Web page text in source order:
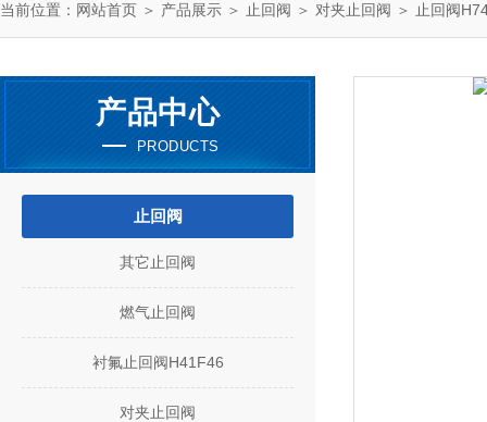
当前位置： 网站首页 ＞ 产品展示 ＞ 止回阀 ＞ 对夹止回阀 ＞ 止回阀
产品中心
PRODUCTS
止回阀
其它止回阀
燃气止回阀
衬氟止回阀H41F46
对夹止回阀